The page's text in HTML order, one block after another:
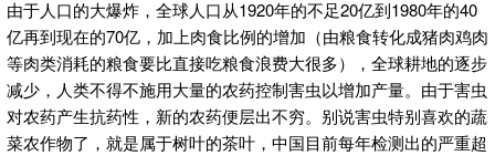
由于人口的大爆炸，全球人口从1920年的不足20亿到1980年的40
亿再到现在的70亿，加上肉食比例的增加（由粮食转化成猪肉鸡肉
等肉类消耗的粮食要比直接吃粮食浪费大很多），全球耕地的逐步
减少，人类不得不施用大量的农药控制害虫以增加产量。由于害虫
对农药产生抗药性，新的农药便层出不穷。别说害虫特别喜欢的蔬
菜农作物了，就是属于树叶的茶叶，中国目前每年检测出的严重超